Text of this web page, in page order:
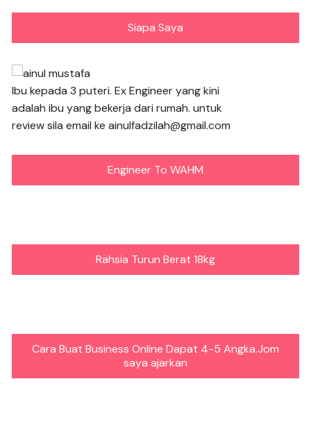
Siapa Saya
Ibu kepada 3 puteri. Ex Engineer yang kini
adalah ibu yang bekerja dari rumah. untuk
review sila email ke ainulfadzilah@gmail.com
Engineer To WAHM
Rahsia Turun Berat 18kg
Cara Buat Business Online Dapat 4-5 Angka.Jom
saya ajarkan